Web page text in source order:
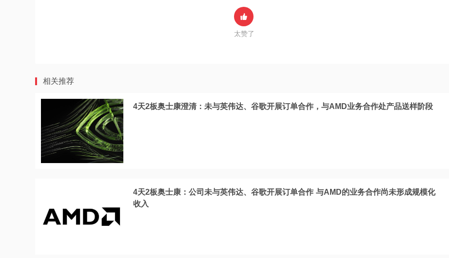
太赞了
相关推荐
4天2板奥士康澄清：未与英伟达、谷歌开展订单合作，与AMD业务合作处产品送样阶段
4天2板奥士康：公司未与英伟达、谷歌开展订单合作 与AMD的业务合作尚未形成规模化
收入